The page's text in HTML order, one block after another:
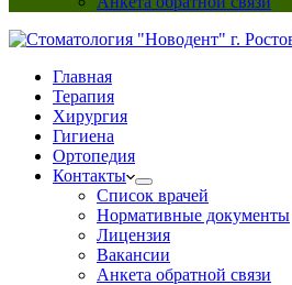
Главная
Терапия
Хирургия
Гигиена
Ортопедия
Контакты
Список врачей
Нормативные документы
Лицензия
Вакансии
Анкета обратной связи